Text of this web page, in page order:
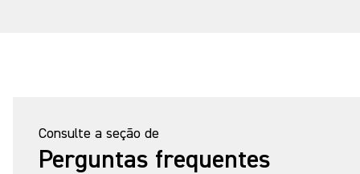
Consulte a seção de
Perguntas frequentes